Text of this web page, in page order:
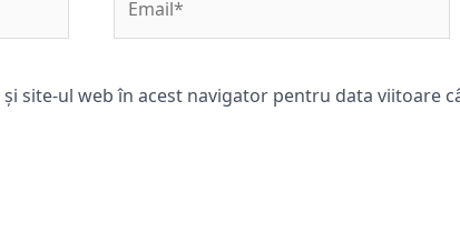
site-ul web în acest navigator pentru data viitoare